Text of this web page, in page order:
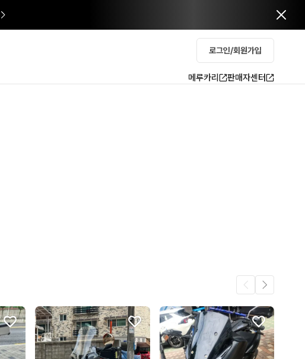
로그인/회원가입
메루카리 판매자센터